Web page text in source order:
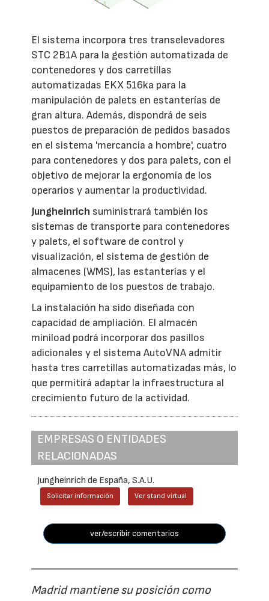
El sistema incorpora tres transelevadores
STC 2B1A para la gestión automatizada de
contenedores y dos carretillas
automatizadas EKX 516ka para la
manipulación de palets en estanterías de
gran altura. Además, dispondrá de seis
puestos de preparación de pedidos basados
en el sistema 'mercancía a hombre', cuatro
para contenedores y dos para palets, con el
objetivo de mejorar la ergonomía de los
operarios y aumentar la productividad.
Jungheinrich suministrará también los
sistemas de transporte para contenedores
y palets, el software de control y
visualización, el sistema de gestión de
almacenes (WMS), las estanterías y el
equipamiento de los puestos de trabajo.
La instalación ha sido diseñada con
capacidad de ampliación. El almacén
miniload podrá incorporar dos pasillos
adicionales y el sistema AutoVNA admitir
hasta tres carretillas automatizadas más, lo
que permitirá adaptar la infraestructura al
crecimiento futuro de la actividad.
EMPRESAS O ENTIDADES
RELACIONADAS
Jungheinrich de España, S.A.U.
Solicitar información Ver stand virtual
ver/escribir comentarios
Madrid mantiene su posición como